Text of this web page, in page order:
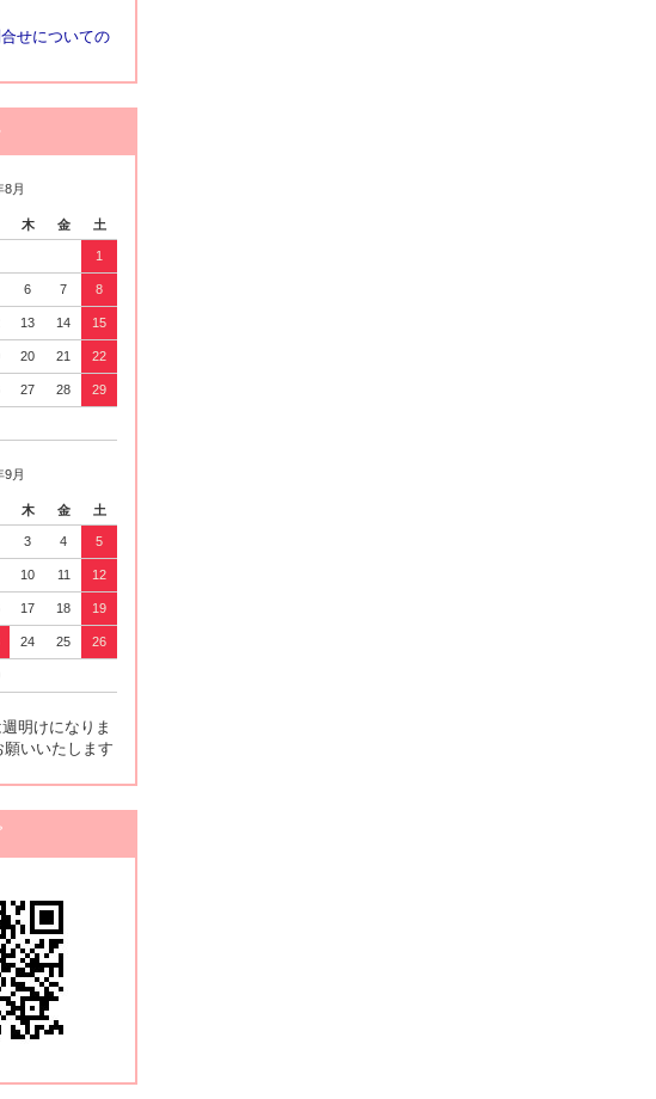
せについての
8月
木 金 土
1
6 7 8
13 14 15
20 21 22
27 28 29
9月
木 金 土
3 4 5
10 11 12
17 18 19
24 25 26
明けになりま
いいたします